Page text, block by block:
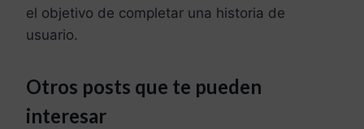
el objetivo de completar una historia de
usuario.
Otros posts que te pueden
interesar